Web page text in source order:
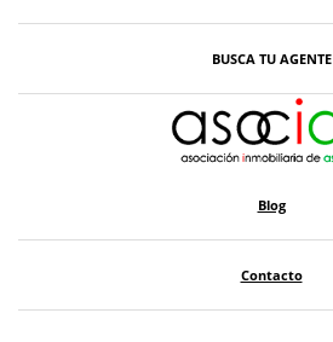
BUSCA TU AGENTE
Blog
Contacto